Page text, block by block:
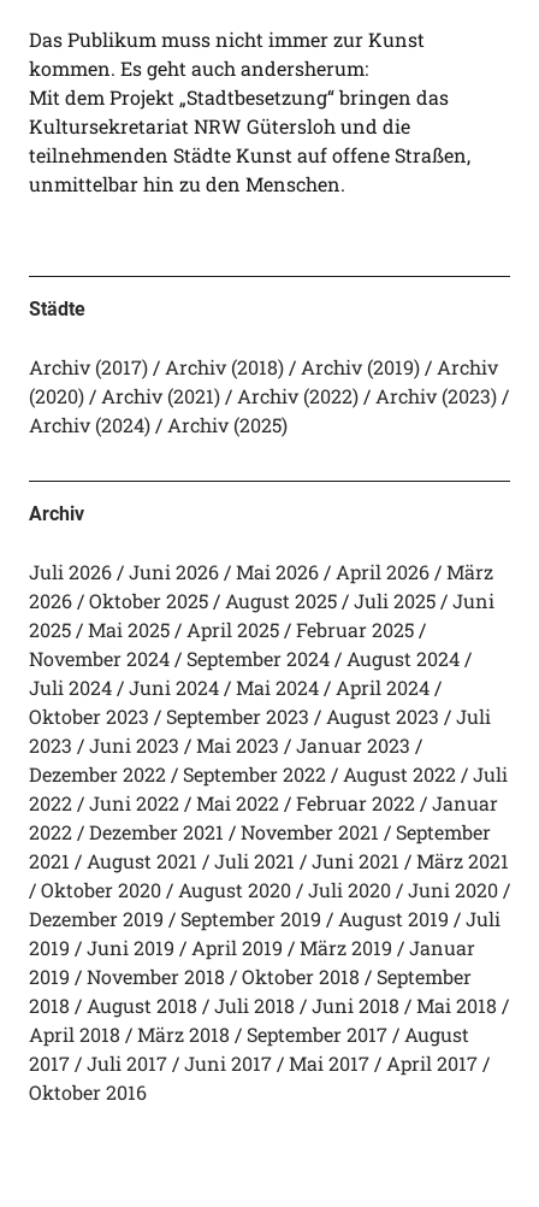
Das Publikum muss nicht immer zur Kunst
kommen. Es geht auch andersherum:
Mit dem Projekt „Stadtbesetzung“ bringen das
Kultursekretariat NRW Gütersloh und die
teilnehmenden Städte Kunst auf offene Straßen,
unmittelbar hin zu den Menschen.
Städte
Archiv (2017) Archiv (2018) Archiv (2019)
Archiv
(2020)
Archiv (2021) Archiv (2022)
Archiv (2023)
Archiv (2024)
Archiv (2025)
Archiv
Juli 2026 Juni 2026 Mai 2026 April 2026
März
2026
Oktober 2025 August 2025 Juli 2025
Juni
2025
Mai 2025 April 2025
Februar 2025
November 2024
September 2024
August 2024
Juli 2024
Juni 2024 Mai 2024
April 2024
Oktober 2023
September 2023 August 2023
Juli
2023
Juni 2023 Mai 2023
Januar 2023
Dezember 2022
September 2022 August 2022
Juli
2022
Juni 2022 Mai 2022 Februar 2022
Januar
2022
Dezember 2021 November 2021
September
2021
August 2021 Juli 2021 Juni 2021
März 2021
Oktober 2020
August 2020 Juli 2020
Juni 2020
Dezember 2019
September 2019 August 2019
Juli
2019
Juni 2019 April 2019 März 2019
Januar
2019
November 2018 Oktober 2018
September
2018
August 2018 Juli 2018 Juni 2018
Mai 2018
April 2018
März 2018 September 2017
August
2017
Juli 2017 Juni 2017 Mai 2017
April 2017
Oktober 2016